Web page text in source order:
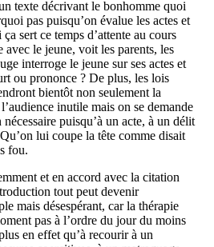
texte décrivant le bonhomme quoi
pas puisqu’on évalue les actes et
sert ce temps d’attente au cours
avec le jeune, voit les parents, les
interroge le jeune sur ses actes et
ou prononce ? De plus, les lois
bientôt non seulement la
inutile mais on se demande
puisqu’à un acte, à un délit
lui coupe la tête comme disait
fou.
et en accord avec la citation
tout peut devenir
mais désespérant, car la thérapie
pas à l’ordre du jour du moins
en effet qu’à recourir à un